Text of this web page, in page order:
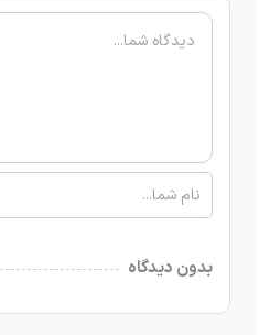
بدون دیدگاه